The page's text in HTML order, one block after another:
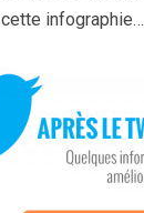
infographie…